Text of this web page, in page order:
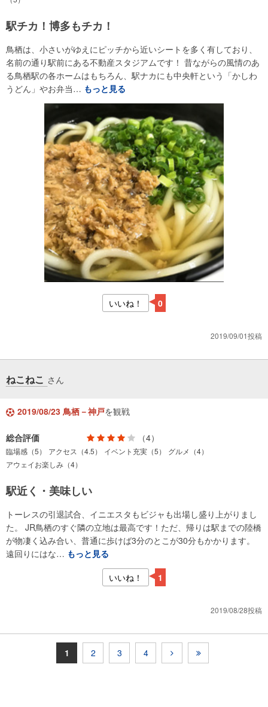
駅チカ！博多もチカ！
鳥栖は、小さいがゆえにピッチから近いシートを多く有しており、
名前の通り駅前にある不動産スタジアムです！ 昔ながらの風情のあ
る鳥栖駅の各ホームはもちろん、駅ナカにも中央軒という「かしわ
うどん」やお弁当… もっと見る
いいね！ 0
2019/09/01投稿
ねこねこ さん
2019/08/23 鳥栖－神戸を観戦
総合評価 （4）
臨場感（5） アクセス（4.5） イベント充実（5）
グルメ（4）
アウェイお楽しみ（4）
駅近く・美味しい
トーレスの引退試合、イニエスタもビジャも出場し盛り上がりまし
た。 JR鳥栖のすぐ隣の立地は最高です！ただ、帰りは駅までの陸橋
が物凄く込み合い、普通に歩けば3分のとこが30分もかかります。
遠回りにはな… もっと見る
いいね！
1
2019/08/28投稿
1 2 3 4